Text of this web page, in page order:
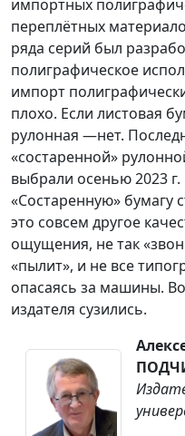
импортных
переплётных
ряда серий был
полиграфическое
импорт
плохо. Если листовая
рулонная —нет.
«состаренной»
выбрали осенью 2023 г.
«Состаренную» бумагу
это совсем другое
ощущения, не так
«пылит», и не все
опасаясь за машины.
издателя сузились.